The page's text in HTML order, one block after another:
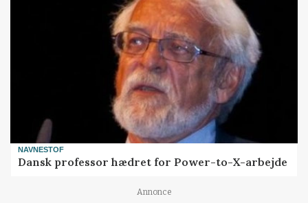
NAVNESTOF
Dansk professor hædret for Power-to-X-arbejde
Annonce